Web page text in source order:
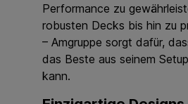
Performance zu
robusten Decks bis hin zu
– Amgruppe sorgt dafür,
das Beste aus seinem
kann.